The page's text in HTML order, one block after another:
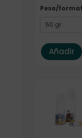
Peso/
Añadir